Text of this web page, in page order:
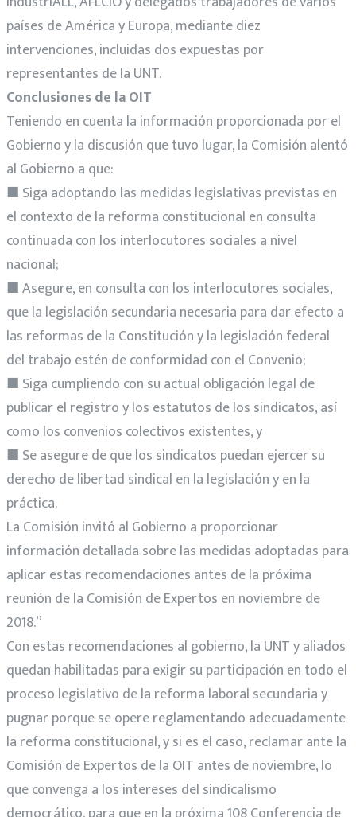
países de América y Europa, mediante diez
intervenciones, incluidas dos expuestas por
representantes de la UNT.
Conclusiones de la OIT
Teniendo en cuenta la información proporcionada por el
Gobierno y la discusión que tuvo lugar, la Comisión alentó
al Gobierno a que:
■ Siga adoptando las medidas legislativas previstas en
el contexto de la reforma constitucional en consulta
continuada con los interlocutores sociales a nivel
nacional;
■ Asegure, en consulta con los interlocutores sociales,
que la legislación secundaria necesaria para dar efecto a
las reformas de la Constitución y la legislación federal
del trabajo estén de conformidad con el Convenio;
■ Siga cumpliendo con su actual obligación legal de
publicar el registro y los estatutos de los sindicatos, así
como los convenios colectivos existentes, y
■ Se asegure de que los sindicatos puedan ejercer su
derecho de libertad sindical en la legislación y en la
práctica.
La Comisión invitó al Gobierno a proporcionar
información detallada sobre las medidas adoptadas para
aplicar estas recomendaciones antes de la próxima
reunión de la Comisión de Expertos en noviembre de
2018.”
Con estas recomendaciones al gobierno, la UNT y aliados
quedan habilitadas para exigir su participación en todo el
proceso legislativo de la reforma laboral secundaria y
pugnar porque se opere reglamentando adecuadamente
la reforma constitucional, y si es el caso, reclamar ante la
Comisión de Expertos de la OIT antes de noviembre, lo
que convenga a los intereses del sindicalismo